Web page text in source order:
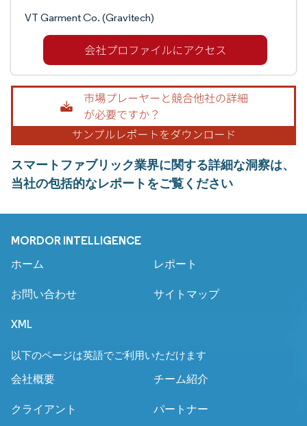
VT Garment Co. (Gravitech)
スマートファブリック業界に関する詳細な洞察は、
当社の包括的なレポートをご覧ください
MORDOR INTELLIGENCE
ホーム レポート
お問い合わせ サイトマップ
XML
以下のページは英語でご利用いただけます
会社概要 チーム紹介
クライアント パートナー